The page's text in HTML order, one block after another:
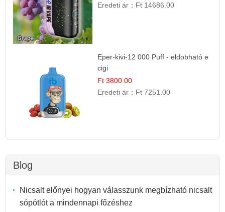
Eredeti ár： Ft 14686.00
Eper-kivi-12 000 Puff - eldobható e
cigi
Ft 3800.00
Eredeti ár： Ft 7251.00
Blog
Nicsalt előnyei hogyan válasszunk megbízható nicsalt
sópótlót a mindennapi főzéshez